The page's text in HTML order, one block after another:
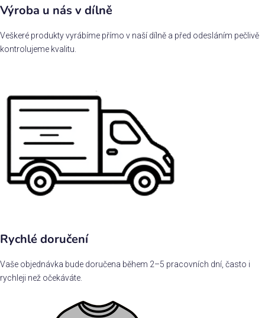
Výroba u nás v dílně
Veškeré produkty vyrábíme přímo v naší dílně a před odesláním pečlivě
kontrolujeme kvalitu.
Rychlé doručení
Vaše objednávka bude doručena během 2–5 pracovních dní, často i
rychleji než očekáváte.